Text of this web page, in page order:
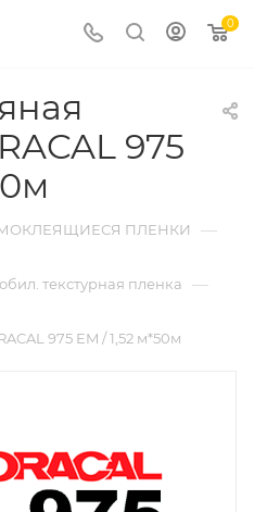
0
975
ПЛЕНКИ —
текстурная пленка —
975 EM / 1,52 м*50м